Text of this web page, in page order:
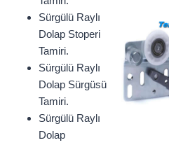
Sürgülü Raylı
Dolap Stoperi
Tamiri.
Sürgülü Raylı
Dolap Sürgüsü
Tamiri.
Sürgülü Raylı
Dolap